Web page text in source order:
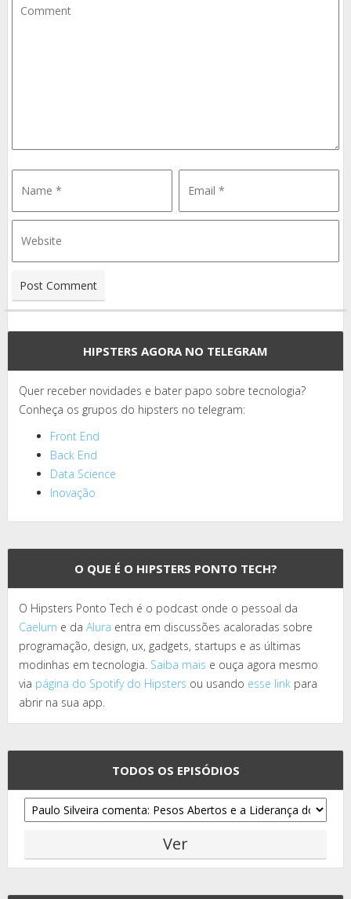
HIPSTERS AGORA NO TELEGRAM
Quer receber novidades e bater papo sobre tecnologia?
Conheça os grupos do hipsters no telegram:
Front End
Back End
Data Science
Inovação
O QUE É O HIPSTERS PONTO TECH?
O Hipsters Ponto Tech é o podcast onde o pessoal da
Caelum e da Alura entra em discussões acaloradas sobre
programação, design, ux, gadgets, startups e as últimas
modinhas em tecnologia. Saiba mais e ouça agora mesmo
via página do Spotify do Hipsters ou usando esse link para
abrir na sua app.
TODOS OS EPISÓDIOS